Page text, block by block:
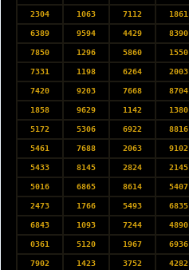
2304 1063 7112 1861
6389 9594 4429 8390
7850 1296 5860 1550
7331 1198 6264 2003
7420 9203 7668 8704
1858 9629 1142 1380
5172 5306 6922 8816
5461 7688 2063 9102
5433 8145 2824 2145
5016 6865 8614 5407
2473 1766 5493 6835
6843 1093 7244 4890
0361 5120 1967 6936
7902 1423 3752 4282